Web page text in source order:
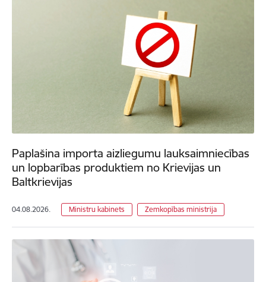
Paplašina importa aizliegumu lauksaimniecības
un lopbarības produktiem no Krievijas un
Baltkrievijas
04.08.2026. Ministru kabinets Zemkopības ministrija